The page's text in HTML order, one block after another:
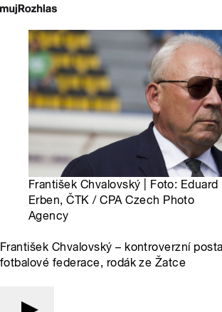
František Chvalovský | Foto: Eduard
Erben, ČTK / CPA Czech Photo
Agency
František Chvalovský – kontroverzní
fotbalové federace, rodák ze Žatce